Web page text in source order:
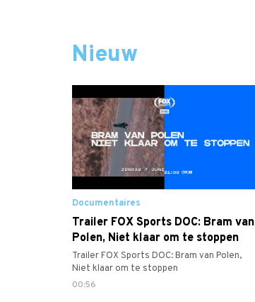
Nieuw
Documentaires
Trailer FOX Sports DOC: Bram van
Polen, Niet klaar om te stoppen
Trailer FOX Sports DOC: Bram van Polen,
Niet klaar om te stoppen
00:56